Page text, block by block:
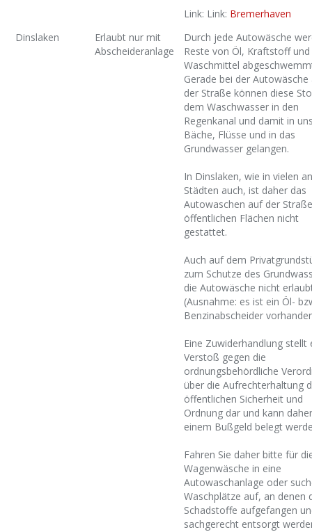
Link: Link: Bremerhaven
Dinslaken
Erlaubt nur mit
Abscheideranlage
Durch jede Autowäsche
Reste von Öl, Kraftstoff und
Waschmittel
Gerade bei der Autowäsche
der Straße können diese
dem Waschwasser in den
Regenkanal und damit in
Bäche, Flüsse und in das
Grundwasser gelangen.
In Dinslaken, wie in vielen
Städten auch, ist daher das
Autowaschen auf der
öffentlichen Flächen nicht
gestattet.
Auch auf dem
zum Schutze des
die Autowäsche nicht
(Ausnahme: es ist ein Öl-
Benzinabscheider
Eine Zuwiderhandlung stellt
Verstoß gegen die
ordnungsbehördliche
über die Aufrechterhaltung
öffentlichen Sicherheit und
Ordnung dar und kann
einem Bußgeld belegt
Fahren Sie daher bitte für
Wagenwäsche in eine
Autowaschanlage oder
Waschplätze auf, an denen
Schadstoffe aufgefangen
sachgerecht entsorgt